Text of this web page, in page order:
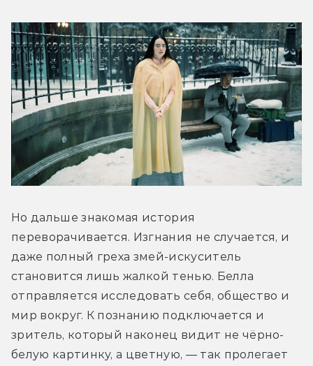
Но дальше знакомая история
переворачивается. Изгнания не случается, и
даже полный греха змей-искуситель
становится лишь жалкой тенью. Белла
отправляется исследовать себя, общество и
мир вокруг. К познанию подключается и
зритель, который наконец видит не чёрно-
белую картинку, а цветную, — так пролегает